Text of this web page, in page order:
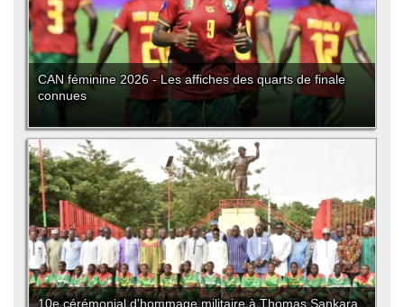
CAN féminine 2026 - Les affiches des quarts de finale
connues
10e cérémonial d'hommage militaire à Thomas Sankara